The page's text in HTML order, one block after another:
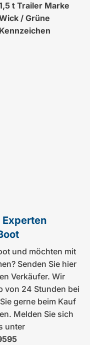
t Trailer Marke
/ Grüne
Kennzeichen
und möchten mit
Senden Sie hier
Verkäufer. Wir
von 24 Stunden bei
gerne beim Kauf
Melden Sie sich
unter